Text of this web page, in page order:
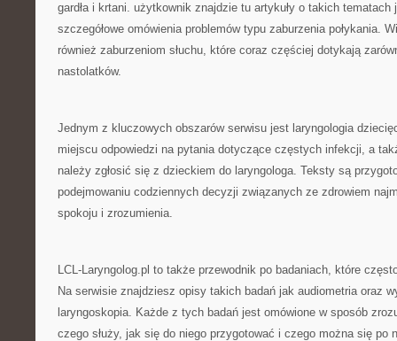
gardła i krtani. użytkownik znajdzie tu artykuły o takich
szczegółowe omówienia problemów typu zaburzenia połykania.
również zaburzeniom słuchu, które coraz częściej dotykają
nastolatków.
Jednym z kluczowych obszarów serwisu jest laryngologia
miejscu odpowiedzi na pytania dotyczące częstych infekcji, a
należy zgłosić się z dzieckiem do laryngologa. Teksty są
podejmowaniu codziennych decyzji związanych ze zdrowiem
spokoju i zrozumienia.
LCL-Laryngolog.pl to także przewodnik po badaniach, które
Na serwisie znajdziesz opisy takich badań jak audiometria oraz
laryngoskopia. Każde z tych badań jest omówione w sposób
czego służy, jak się do niego przygotować i czego można się po